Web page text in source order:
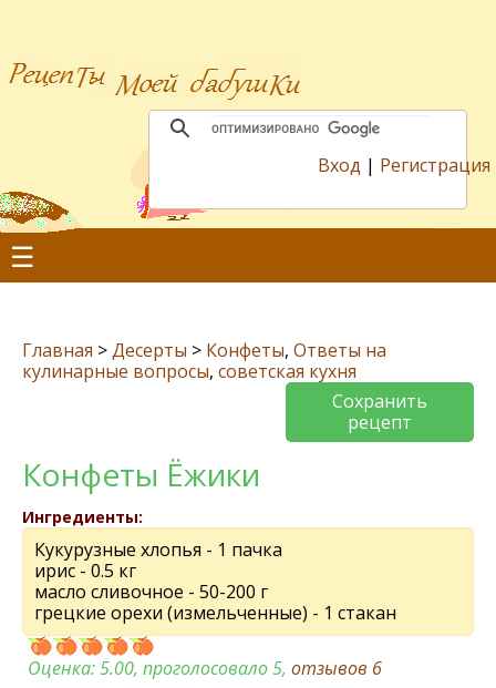
Вход | Регистрация
☰
Главная >Десерты > Конфеты, Ответы на
кулинарные вопросы, советская кухня
Сохранить
рецепт
Конфеты Ёжики
Ингредиенты:
Кукурузные хлопья - 1 пачка
ирис - 0.5 кг
масло сливочное - 50-200 г
грецкие орехи (измельченные) - 1 стакан
Оценка:5.00, проголосовало 5, отзывов 6